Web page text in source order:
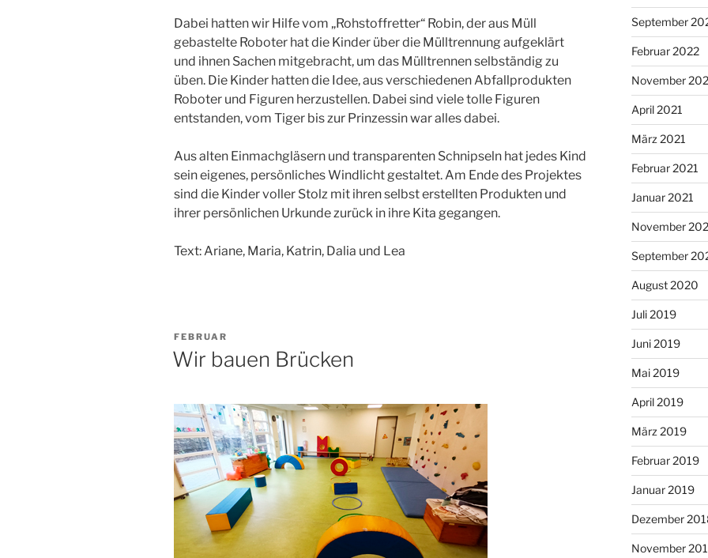
Dabei hatten wir Hilfe vom „Rohstoffretter“ Robin, der aus Müll
gebastelte Roboter hat die Kinder über die Mülltrennung aufgeklärt
und ihnen Sachen mitgebracht, um das Mülltrennen selbständig zu
üben. Die Kinder hatten die Idee, aus verschiedenen Abfallprodukten
Roboter und Figuren herzustellen. Dabei sind viele tolle Figuren
entstanden, vom Tiger bis zur Prinzessin war alles dabei.
Aus alten Einmachgläsern und transparenten Schnipseln hat jedes Kind
sein eigenes, persönliches Windlicht gestaltet. Am Ende des Projektes
sind die Kinder voller Stolz mit ihren selbst erstellten Produkten und
ihrer persönlichen Urkunde zurück in ihre Kita gegangen.
Text: Ariane, Maria, Katrin, Dalia und Lea
VERÖFFENTLICHT
FEBRUAR
Wir bauen Brücken
September
Februar 2022
November
April 2021
März 2021
Februar 2021
Januar 2021
November
September
August 2020
Juli 2019
Juni 2019
Mai 2019
April 2019
März 2019
Februar 2019
Januar 2019
Dezember
November